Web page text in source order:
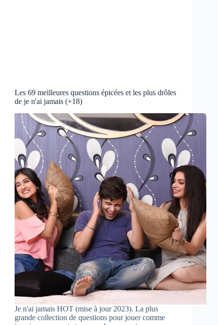
Les 69 meilleures questions épicées et les plus drôles
de je n'ai jamais (+18)
Je n'ai jamais HOT (mise à jour 2023). La plus
grande collection de questions pour jouer comme